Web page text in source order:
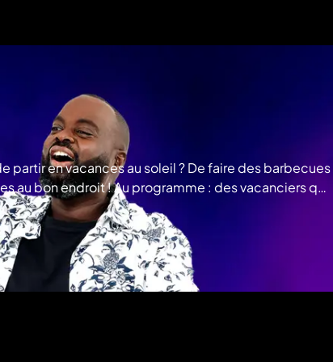
partir en vacances au soleil ? De faire des barbecues
au bon endroit ! Au programme : des vacanciers qui
au cauchemar et encore bien d'autres
pour tout le monde. Surtout pour le séduisant